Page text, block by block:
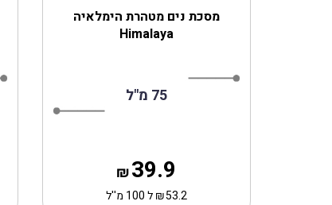
‎מסכת נים מטהרת‎ ‎הימלאיה
Himalaya
75 מ"ל
39.9
₪
53.2
₪ל 100 מ''ל